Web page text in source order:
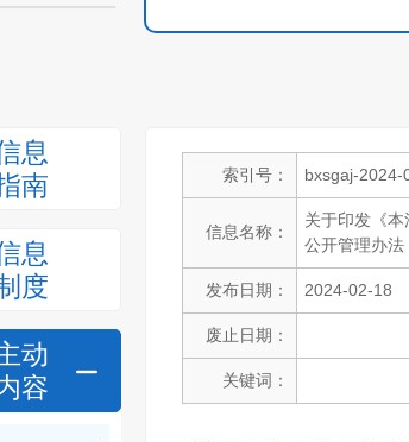
息
南
息
度
动
容
索引号： bxsgaj-2024-
信息名称：
关于印发《
公开管理办
发布日期： 2024-02-18
废止日期：
关键词：